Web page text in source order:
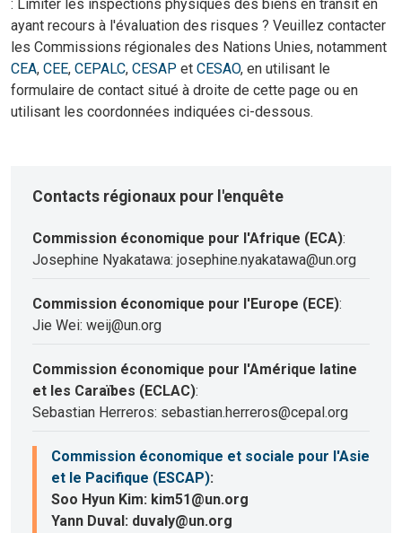
: Limiter les inspections physiques des biens en transit en
ayant recours à l'évaluation des risques ? Veuillez contacter
les Commissions régionales des Nations Unies, notamment
CEA, CEE, CEPALC, CESAP et CESAO, en utilisant le
formulaire de contact situé à droite de cette page ou en
utilisant les coordonnées indiquées ci-dessous.
Contacts régionaux pour l'enquête
Commission économique pour l'Afrique (ECA):
Josephine Nyakatawa: josephine.nyakatawa@un.org
Commission économique pour l'Europe (ECE):
Jie Wei: weij@un.org
Commission économique pour l'Amérique latine
et les Caraïbes (ECLAC):
Sebastian Herreros: sebastian.herreros@cepal.org
Commission économique et sociale pour l'Asie
et le Pacifique (ESCAP):
Soo Hyun Kim: kim51@un.org
Yann Duval: duvaly@un.org